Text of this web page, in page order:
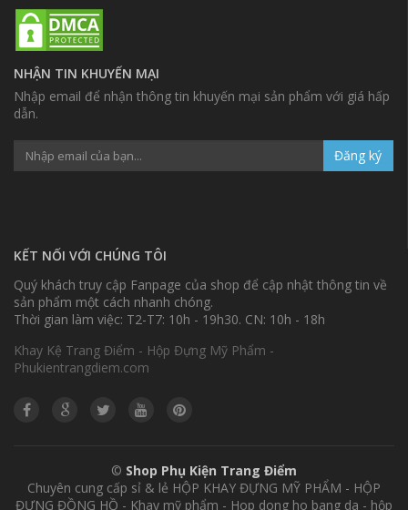
NHẬN TIN KHUYẾN MẠI
Nhập email để nhận thông tin khuyến mại sản phẩm với giá hấp
dẫn.
Đăng ký
KẾT NỐI VỚI CHÚNG TÔI
Quý khách truy cập Fanpage của shop để cập nhật thông tin về
sản phẩm một cách nhanh chóng.
Thời gian làm việc: T2-T7: 10h - 19h30. CN: 10h - 18h
Khay Kệ Trang Điểm - Hộp Đựng Mỹ Phẩm -
Phukientrangdiem.com
© Shop Phụ Kiện Trang Điểm
Chuyên cung cấp sỉ & lẻ HỘP KHAY ĐỰNG MỸ PHẨM - HỘP
ĐỰNG ĐỒNG HỒ - Khay mỹ phẩm - Hop dong ho bang da - hộp